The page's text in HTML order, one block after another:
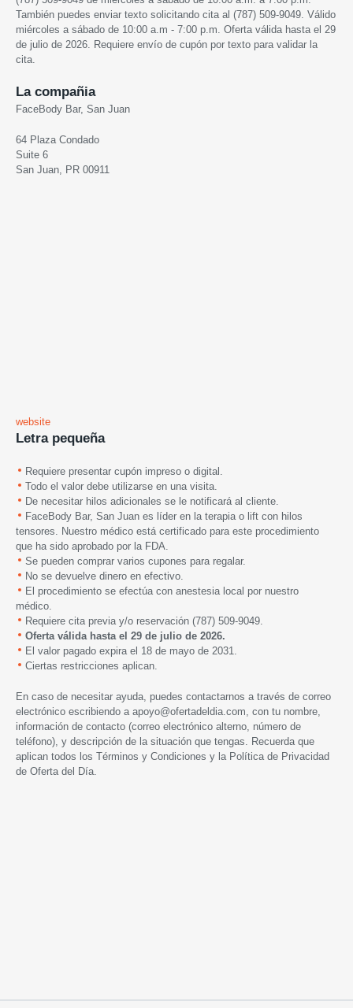
También puedes enviar texto solicitando cita al (787) 509-9049 . Válido
miércoles a sábado de 10:00 a.m - 7:00 p.m. Oferta válida hasta el 29
de julio de 2026. Requiere envío de cupón por texto para validar la
cita.
La compañia
FaceBody Bar, San Juan
64 Plaza Condado
Suite 6
San Juan, PR 00911
website
Letra pequeña
Requiere presentar cupón impreso o digital.
Todo el valor debe utilizarse en una visita.
De necesitar hilos adicionales se le notificará al cliente.
FaceBody Bar, San Juan es líder en la terapia o lift con hilos
tensores. Nuestro médico está certificado para este procedimiento
que ha sido aprobado por la FDA.
Se pueden comprar varios cupones para regalar.
No se devuelve dinero en efectivo.
El procedimiento se efectúa con anestesia local por nuestro
médico.
Requiere cita previa y/o reservación (787) 509-9049.
Oferta válida hasta el 29 de julio de 2026.
El valor pagado expira el 18 de mayo de 2031.
Ciertas restricciones aplican.
En caso de necesitar ayuda, puedes contactarnos a través de correo
electrónico escribiendo a apoyo@ofertadeldia.com , con tu nombre,
información de contacto (correo electrónico alterno, número de
teléfono), y descripción de la situación que tengas. Recuerda que
aplican todos los Términos y Condiciones y la Política de Privacidad
de Oferta del Día.